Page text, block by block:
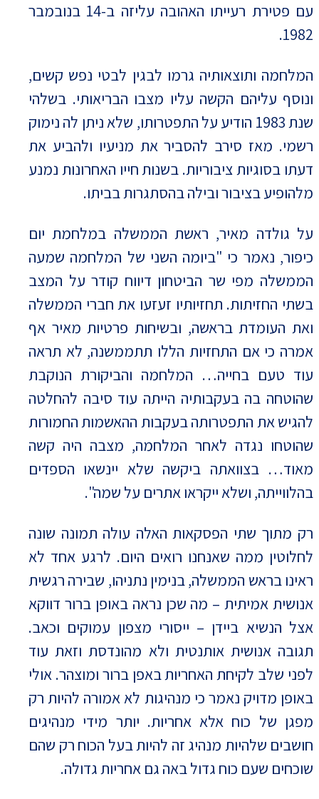
עם פטירת רעייתו האהובה עליזה ב-14 בנובמבר
1982.
המלחמה ותוצאותיה גרמו לבגין לבטי נפש קשים,
ונוסף עליהם הקשה עליו מצבו הבריאותי. בשלהי
שנת 1983 הודיע על התפטרותו, שלא ניתן לה נימוק
רשמי. מאז סירב להסביר את מניעיו ולהביע את
דעתו בסוגיות ציבוריות. בשנות חייו האחרונות נמנע
מלהופיע בציבור ובילה בהסתגרות בביתו.
על גולדה מאיר, ראשת הממשלה במלחמת יום
כיפור, נאמר כי "ביומה השני של המלחמה שמעה
הממשלה מפי שר הביטחון דיווח קודר על המצב
בשתי החזיתות. תחזיותיו זעזעו את חברי הממשלה
ואת העומדת בראשה, ובשיחות פרטיות מאיר אף
אמרה כי אם התחזיות הללו תתממשנה, לא תראה
עוד טעם בחייה… המלחמה והביקורת הנוקבת
שהוטחה בה בעקבותיה הייתה עוד סיבה להחלטה
להגיש את התפטרותה בעקבות ההאשמות החמורות
שהוטחו נגדה לאחר המלחמה, מצבה היה קשה
מאוד… בצוואתה ביקשה שלא יינשאו הספדים
בהלווייתה, ושלא ייקראו אתרים על שמה".
רק מתוך שתי הפסקאות האלה עולה תמונה שונה
לחלוטין ממה שאנחנו רואים היום. לרגע אחד לא
ראינו בראש הממשלה, בנימין נתניהו, שבירה רגשית
אנושית אמיתית – מה שכן נראה באופן ברור דווקא
אצל הנשיא ביידן – ייסורי מצפון עמוקים וכאב.
תגובה אנושית אותנטית ולא מהונדסת וזאת עוד
לפני שלב לקיחת האחריות באפן ברור ומוצהר. אולי
באופן מדויק נאמר כי מנהיגות לא אמורה להיות רק
מפגן של כוח אלא אחריות. יותר מידי מנהיגים
חושבים שלהיות מנהיג זה להיות בעל הכוח רק שהם
שוכחים שעם כוח גדול באה גם אחריות גדולה.